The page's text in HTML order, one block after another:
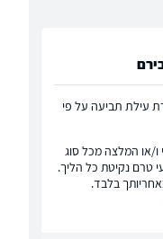
עילת תביעה על פי
ו/או המלצה מכל סוג
טרם נקיטת כל הליך.
בלבד.